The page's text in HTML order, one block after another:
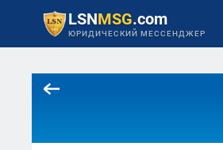
LSNMSG.com
ЮРИДИЧЕСКИЙ МЕССЕНДЖЕР